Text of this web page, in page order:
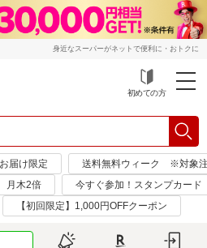
身近なスーパーがネットで便利に・おトクに
初めての方
届け限定
送料無料ウィーク ※対象
月木2倍
今すぐ参加！スタンプカード
【初回限定】1,000円OFFクーポン